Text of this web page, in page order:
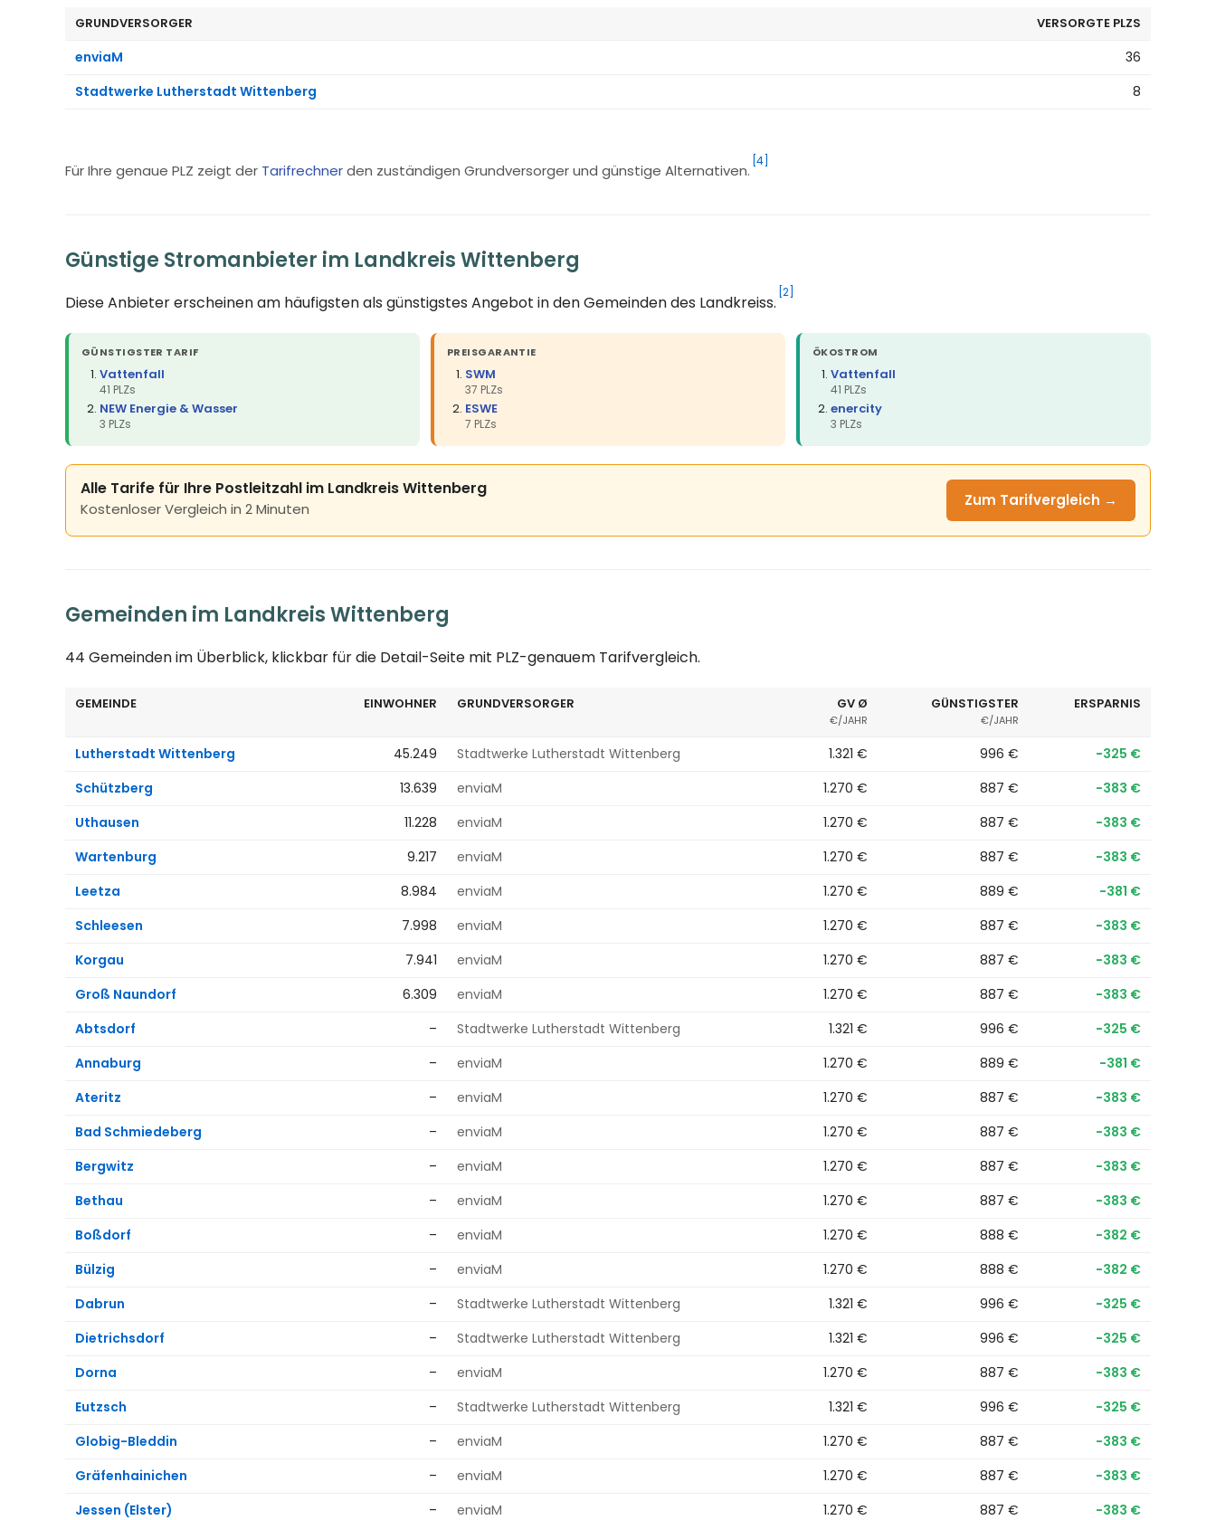
GRUNDVERSORGER VERSORGTE PLZS
enviaM
36
Stadtwerke Lutherstadt Wittenberg
8
Für Ihre genaue PLZ zeigt der Tarifrechnerden zuständigen Grundversorger und günstige Alternativen.
[4]
Günstige Stromanbieter im Landkreis Wittenberg
Diese Anbieter erscheinen am häufigsten als günstigstes Angebot in den Gemeinden des Landkreiss. [2]
GÜNSTIGSTER TARIF
Vattenfall
41 PLZs
NEW Energie & Wasser
3 PLZs
PREISGARANTIE
SWM
37 PLZs
ESWE
7 PLZs
ÖKOSTROM
Vattenfall
41 PLZs
enercity
3 PLZs
Alle Tarife für Ihre Postleitzahl im Landkreis Wittenberg
Kostenloser Vergleich in 2 Minuten Zum Tarifvergleich →
Gemeinden im Landkreis Wittenberg
44 Gemeinden im Überblick, klickbar für die Detail-Seite mit PLZ-genauem Tarifvergleich.
GEMEINDE EINWOHNER GRUNDVERSORGER GV Ø
€/JAHR
GÜNSTIGSTER
€/JAHR
ERSPARNIS
Lutherstadt Wittenberg 45.249 Stadtwerke Lutherstadt Wittenberg 1.321 € 996 €
−325 €
Schützberg
13.639 enviaM 1.270 € 887 €
−383 €
Uthausen
11.228 enviaM 1.270 € 887 €
−383 €
Wartenburg
9.217 enviaM 1.270 € 887 €
−383 €
Leetza
8.984 enviaM 1.270 € 889 €
−381 €
Schleesen
7.998 enviaM 1.270 € 887 €
−383 €
Korgau
7.941 enviaM 1.270 € 887 €
−383 €
Groß Naundorf
6.309 enviaM 1.270 € 887 €
−383 €
Abtsdorf
– Stadtwerke Lutherstadt Wittenberg 1.321 € 996 €
−325 €
Annaburg
– enviaM 1.270 € 889 €
−381 €
Ateritz
– enviaM 1.270 € 887 €
−383 €
Bad Schmiedeberg
– enviaM 1.270 € 887 €
−383 €
Bergwitz
– enviaM 1.270 € 887 €
−383 €
Bethau
– enviaM 1.270 € 887 €
−383 €
Boßdorf
– enviaM 1.270 € 888 €
−382 €
Bülzig
– enviaM 1.270 € 888 €
−382 €
Dabrun
– Stadtwerke Lutherstadt Wittenberg 1.321 € 996 €
−325 €
Dietrichsdorf
– Stadtwerke Lutherstadt Wittenberg 1.321 € 996 €
−325 €
Dorna
– enviaM 1.270 € 887 €
−383 €
Eutzsch
– Stadtwerke Lutherstadt Wittenberg 1.321 € 996 €
−325 €
Globig-Bleddin
– enviaM 1.270 € 887 €
−383 €
Gräfenhainichen
– enviaM 1.270 € 887 €
−383 €
Jessen (Elster)
– enviaM 1.270 € 887 € −383 €